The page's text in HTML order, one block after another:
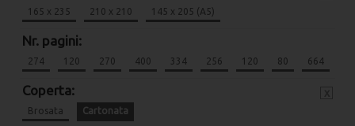
165 x 235 210 x 210 145 x 205 (A5)
Nr. pagini:
274 120 270 400 334 256 120 80 664
Coperta:
Brosata Cartonata